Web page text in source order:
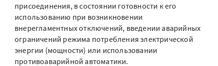
присоединения, в состоянии готовности к его
использованию при возникновении
внерегламентных отключений, введении аварийных
ограничений режима потребления электрической
энергии (мощности) или использовании
противоаварийной автоматики.